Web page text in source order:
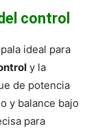
control
ideal para
y la
de potencia
y balance bajo
para